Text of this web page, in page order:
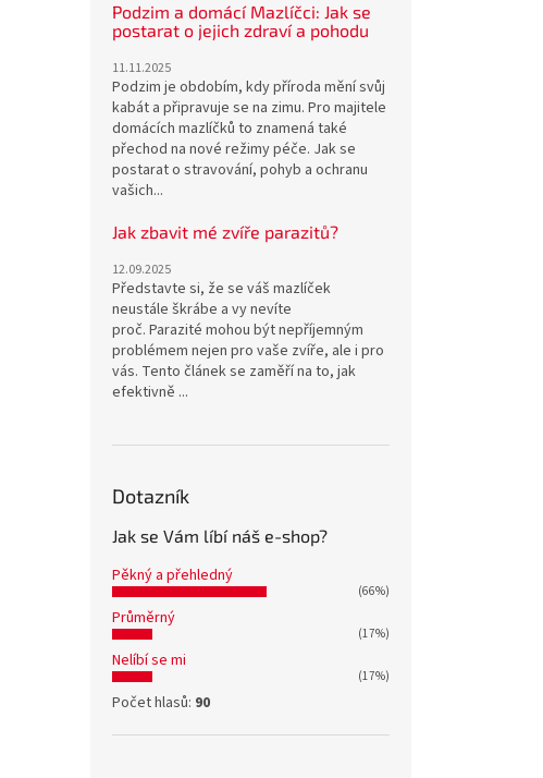
Podzim a domácí Mazlíčci: Jak se
postarat o jejich zdraví a pohodu
11.11.2025
Podzim je obdobím, kdy příroda mění svůj
kabát a připravuje se na zimu. Pro majitele
domácích mazlíčků to znamená také
přechod na nové režimy péče. Jak se
postarat o stravování, pohyb a ochranu
vašich...
Jak zbavit mé zvíře parazitů?
12.09.2025
Představte si, že se váš mazlíček
neustále škrábe a vy nevíte
proč. Parazité mohou být nepříjemným
problémem nejen pro vaše zvíře, ale i pro
vás. Tento článek se zaměří na to, jak
efektivně ...
Dotazník
Jak se Vám líbí náš e-shop?
Pěkný a přehledný
(66%)
Průměrný
(17%)
Nelíbí se mi
(17%)
Počet hlasů: 90